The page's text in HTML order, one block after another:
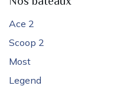
Ace 2
Scoop 2
Most
Legend